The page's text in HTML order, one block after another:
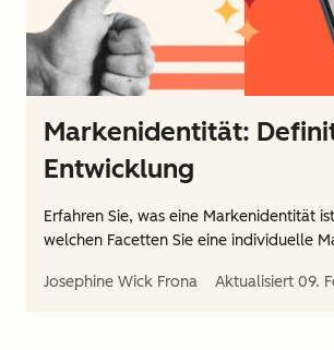
Markenidentität:
Entwicklung
Erfahren Sie, was eine Markenidentität
welchen Facetten Sie eine individuelle
Josephine Wick Frona Aktualisiert 09.